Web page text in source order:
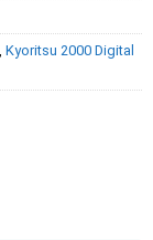
Kyoritsu 2000 Digital